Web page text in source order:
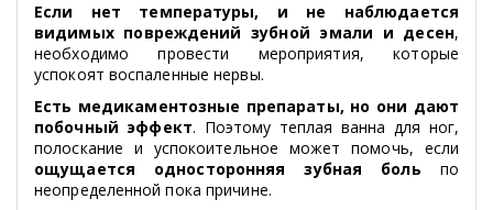
Если нет температуры, и не наблюдается
видимых повреждений зубной эмали и десен,
необходимо провести мероприятия, которые
успокоят воспаленные нервы.
Есть медикаментозные препараты, но они дают
побочный эффект. Поэтому теплая ванна для ног,
полоскание и успокоительное может помочь, если
ощущается односторонняя зубная боль по
неопределенной пока причине.